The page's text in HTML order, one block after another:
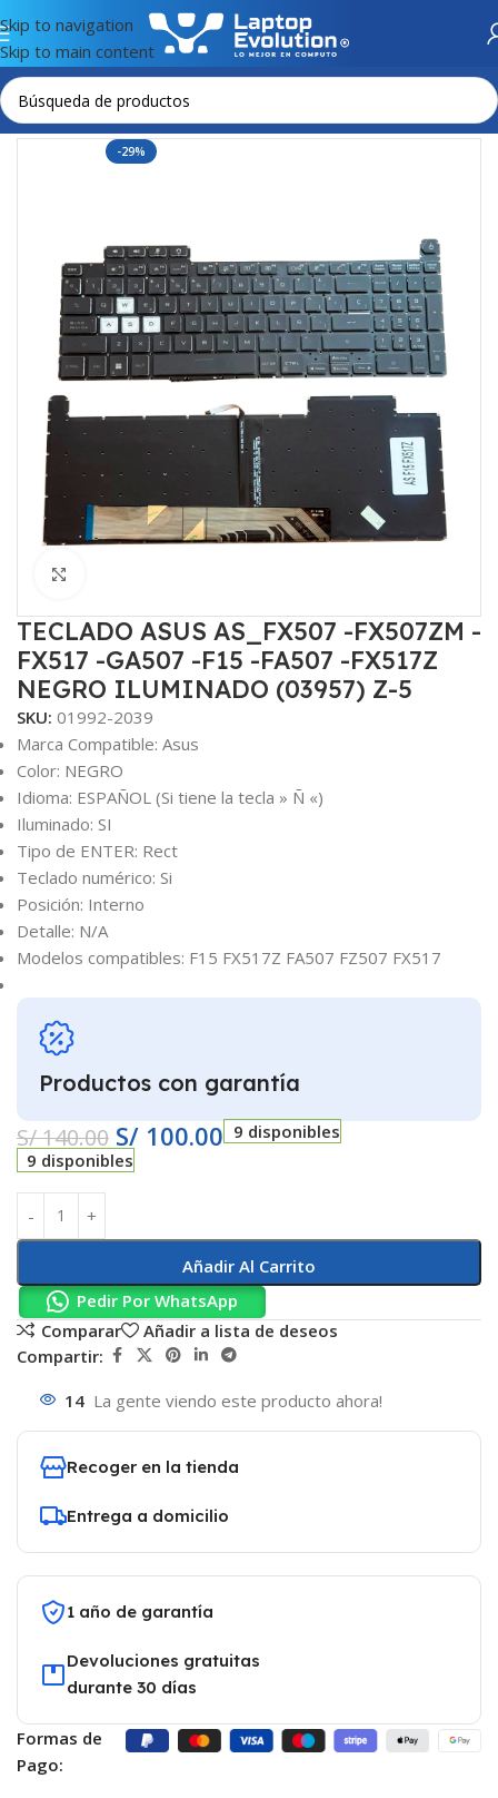
Skip to navigation
Skip to main content
Inicio TECLADOS
-29%
TECLADO ASUS AS_FX507 -FX507ZM -
FX517 -GA507 -F15 -FA507 -FX517Z
NEGRO ILUMINADO (03957) Z-5
SKU: 01992-2039
Marca Compatible: Asus
Color: NEGRO
Idioma: ESPAÑOL (Si tiene la tecla » Ñ «)
Iluminado: SI
Tipo de ENTER: Rect
Teclado numérico: Si
Posición: Interno
Detalle: N/A
Modelos compatibles: F15 FX517Z FA507 FZ507 FX517
Productos con garantía
S/140.00 S/ 100.00 9 disponibles
9 disponibles
Añadir Al Carrito
Pedir Por WhatsApp
Comparar
Añadir a lista de deseos
Compartir:
14 La gente viendo este producto ahora!
Recoger en la tienda
Entrega a domicilio
1 año de garantía
Devoluciones gratuitas
durante 30 días
Formas de
Pago: